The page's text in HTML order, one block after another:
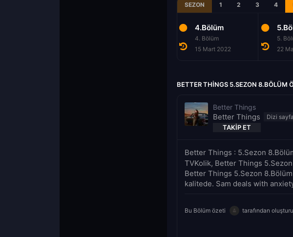
SEZON 1 2 3 4
4.Bölüm
4. Bölüm
15 Mart 2022
5.
22
BETTER THINGS 5.SEZON 8.BÖLÜM
Better Things
Better Things
TAKIP ET
Better Things : 5.Sezon
TVKolik, Better Things
Better Things 5.Sezon
kalitede. Sam deals with
Bu Bölüm özeti tarafından